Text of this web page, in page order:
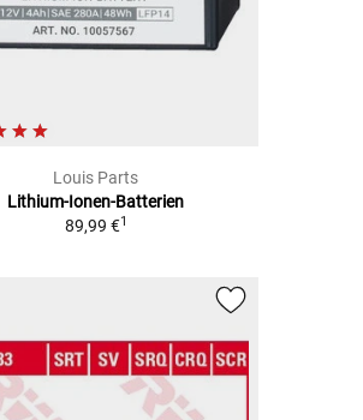
Louis Parts
Lithium-Ionen-Batterien
89,99 €1